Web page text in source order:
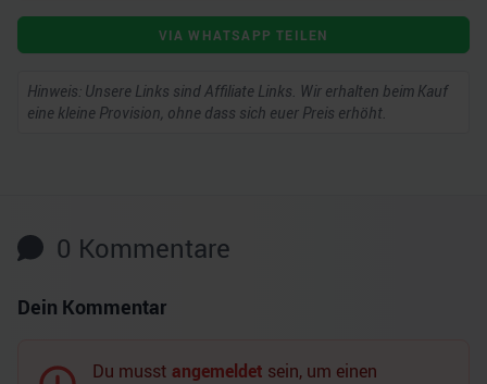
VIA WHATSAPP TEILEN
Hinweis: Unsere Links sind Affiliate Links. Wir erhalten beim Kauf
eine kleine Provision, ohne dass sich euer Preis erhöht.
0 Kommentare
Dein Kommentar
Du musst angemeldet sein, um einen